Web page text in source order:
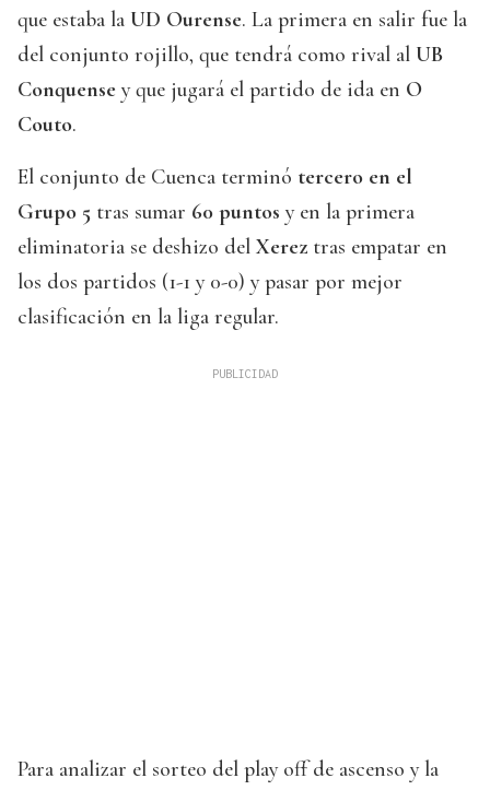
que estaba la UD Ourense. La primera en salir fue la
del conjunto rojillo, que tendrá como rival al UB
Conquense y que jugará el partido de ida en O
Couto.
El conjunto de Cuenca terminó tercero en el
Grupo 5 tras sumar 60 puntos y en la primera
eliminatoria se deshizo del Xerez tras empatar en
los dos partidos (1-1 y 0-0) y pasar por mejor
clasificación en la liga regular.
Para analizar el sorteo del play off de ascenso y la